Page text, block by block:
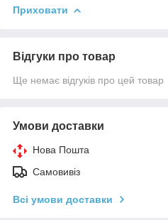
Приховати
Відгуки про товар
Ще немає відгуків про цей товар
Умови доставки
Нова Пошта
Самовивіз
Всі умови доставки